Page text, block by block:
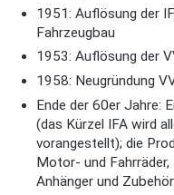
1951: Auflösung der
Fahrzeugbau
1953: Auflösung der
1958: Neugründung
Ende der 60er Jahre:
(das Kürzel IFA wird
vorangestellt); die
Motor- und
Anhänger und Zubehör.